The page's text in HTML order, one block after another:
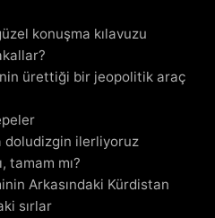
konuşma kılavuzu
ürettiği bir jeopolitik araç
doludizgin ilerliyoruz
tamam mı?
Arkasındaki Kürdistan
sırlar